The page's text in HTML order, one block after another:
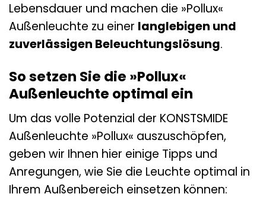
Lebensdauer und machen die »Pollux«
Außenleuchte zu einer langlebigen und
zuverlässigen Beleuchtungslösung.
So setzen Sie die »Pollux«
Außenleuchte optimal ein
Um das volle Potenzial der KONSTSMIDE
Außenleuchte »Pollux« auszuschöpfen,
geben wir Ihnen hier einige Tipps und
Anregungen, wie Sie die Leuchte optimal in
Ihrem Außenbereich einsetzen können: